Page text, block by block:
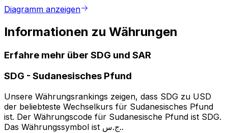
Diagramm anzeigen
Informationen zu Währungen
Erfahre mehr über SDG und SAR
SDG - Sudanesisches Pfund
Unsere Währungsrankings zeigen, dass SDG zu USD
der beliebteste Wechselkurs für Sudanesisches Pfund
ist. Der Währungscode für Sudanesische Pfund ist SDG.
Das Währungssymbol ist ج.س..